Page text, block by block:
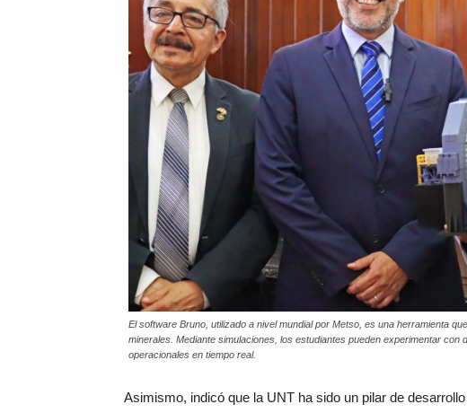
El software Bruno, utilizado a nivel mundial por Metso, es una herramienta
minerales. Mediante simulaciones, los estudiantes pueden experimentar
operacionales en tiempo real.
Asimismo, indicó que la UNT ha sido un pilar de